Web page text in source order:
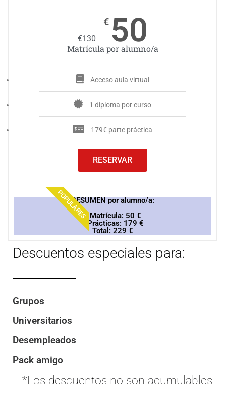
€130
€ 50
Matrícula por alumno/a
Acceso aula virtual
1 diploma por curso
179€ parte práctica
RESERVAR
POPULARESRESUMEN por alumno/a:
* Matrícula: 50 €
* Prácticas: 179 €
Total: 229 €
Descuentos especiales para:
Grupos
Universitarios
Desempleados
Pack amigo
*Los descuentos no son acumulables